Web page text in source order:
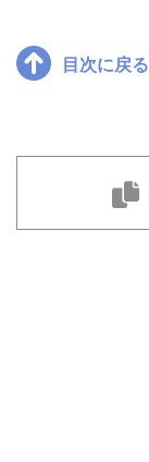
目次に戻る